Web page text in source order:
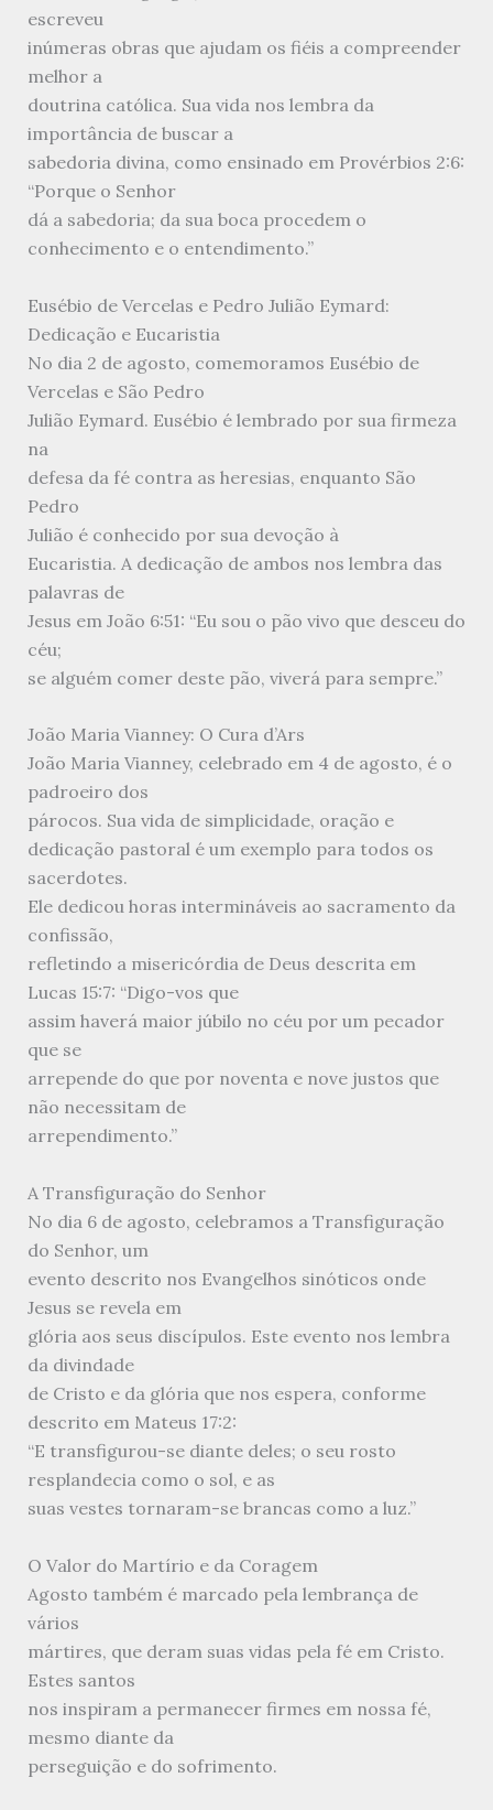
escreveu
inúmeras obras que ajudam os fiéis a compreender
melhor a
doutrina católica. Sua vida nos lembra da
importância de buscar a
sabedoria divina, como ensinado em Provérbios 2:6:
“Porque o Senhor
dá a sabedoria; da sua boca procedem o
conhecimento e o entendimento.”
Eusébio de Vercelas e Pedro Julião Eymard:
Dedicação e Eucaristia
No dia 2 de agosto, comemoramos Eusébio de
Vercelas e São Pedro
Julião Eymard. Eusébio é lembrado por sua firmeza
na
defesa da fé contra as heresias, enquanto São
Pedro
Julião é conhecido por sua devoção à
Eucaristia. A dedicação de ambos nos lembra das
palavras de
Jesus em João 6:51: “Eu sou o pão vivo que desceu do
céu;
se alguém comer deste pão, viverá para sempre.”
João Maria Vianney: O Cura d’Ars
João Maria Vianney, celebrado em 4 de agosto, é o
padroeiro dos
párocos. Sua vida de simplicidade, oração e
dedicação pastoral é um exemplo para todos os
sacerdotes.
Ele dedicou horas intermináveis ao sacramento da
confissão,
refletindo a misericórdia de Deus descrita em
Lucas 15:7: “Digo-vos que
assim haverá maior júbilo no céu por um pecador
que se
arrepende do que por noventa e nove justos que
não necessitam de
arrependimento.”
A Transfiguração do Senhor
No dia 6 de agosto, celebramos a Transfiguração
do Senhor, um
evento descrito nos Evangelhos sinóticos onde
Jesus se revela em
glória aos seus discípulos. Este evento nos lembra
da divindade
de Cristo e da glória que nos espera, conforme
descrito em Mateus 17:2:
“E transfigurou-se diante deles; o seu rosto
resplandecia como o sol, e as
suas vestes tornaram-se brancas como a luz.”
O Valor do Martírio e da Coragem
Agosto também é marcado pela lembrança de
vários
mártires, que deram suas vidas pela fé em Cristo.
Estes santos
nos inspiram a permanecer firmes em nossa fé,
mesmo diante da
perseguição e do sofrimento.